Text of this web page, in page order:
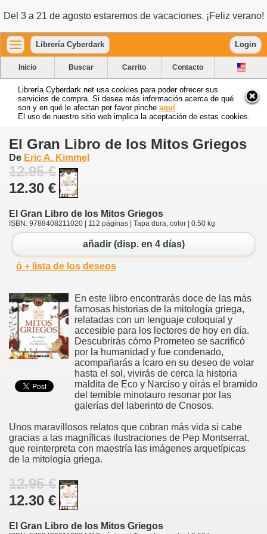
Del 3 a 21 de agosto estaremos de vacaciones. ¡Feliz verano!
Librería Cyberdark Login
Inicio Buscar Carrito Contacto
Librería Cyberdark.net usa cookies para poder ofrecer sus
servicios de compra. Si desea más información acerca de qué
son y en qué le afectan por favor pinche aquí
El uso de nuestro sitio web implica la aceptación de estas cookies.
El Gran Libro de los Mitos Griegos
De Eric A. Kimmel
12.95 €
12.30 €
El Gran Libro de los Mitos Griegos
ISBN: 9788408211020 | 112 páginas | Tapa dura, color | 0.50 kg
añadir (disp. en 4 días)
ó + lista de los deseos
En este libro encontrarás doce de las más
famosas historias de la mitología griega,
relatadas con un lenguaje coloquial y
accesible para los lectores de hoy en día.
Descubrirás cómo Prometeo se sacrificó
por la humanidad y fue condenado,
acompañarás a Ícaro en su deseo de volar
hasta el sol, vivirás de cerca la historia
maldita de Eco y Narciso y oirás el bramido
del temible minotauro resonar por las
galerías del laberinto de Cnosos.
Unos maravillosos relatos que cobran más vida si cabe
gracias a las magníficas ilustraciones de Pep Montserrat,
que reinterpreta con maestría las imágenes arquetípicas
de la mitología griega.
12.95 €
12.30 €
El Gran Libro de los Mitos Griegos